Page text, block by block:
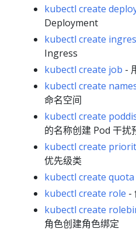
kubectl create
Deployment
kubectl create
Ingress
kubectl create job -
kubectl create
命名空间
kubectl create
的名称创建 Pod 干扰
kubectl create
优先级类
kubectl create quota
kubectl create role -
kubectl create
角色创建角色绑定